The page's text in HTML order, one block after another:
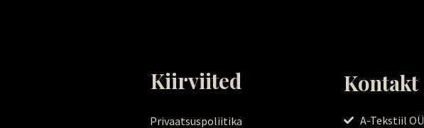
Kiirviited
Privaatsuspoliitika
Kontakt
A-Tekstiil OÜ